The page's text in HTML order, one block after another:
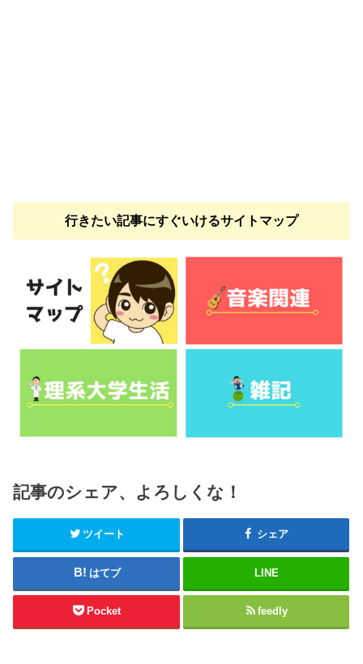
行きたい記事にすぐいけるサイトマップ
記事のシェア、よろしくな！
ツイート シェア
はてブ LINE
Pocket feedly